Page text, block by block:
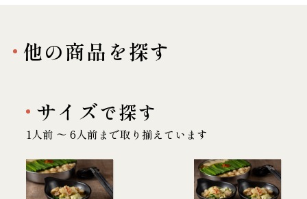
他の商品を探す
サイズで探す
1人前 〜 6人前まで取り揃えています